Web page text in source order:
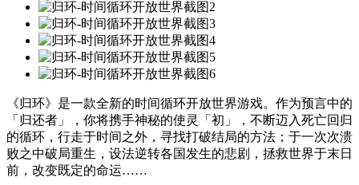
《归环》是一款全新的时间循环开放世界游戏。作为预言中的
「归还者」，你将携手神秘的使灵「初」，不断迈入死亡回归
的循环，行走于时间之外，寻找打破结局的方法；于一次次溃
败之中破局重生，设法逆转各国发生的悲剧，拯救世界于末日
前，改变既定的命运……